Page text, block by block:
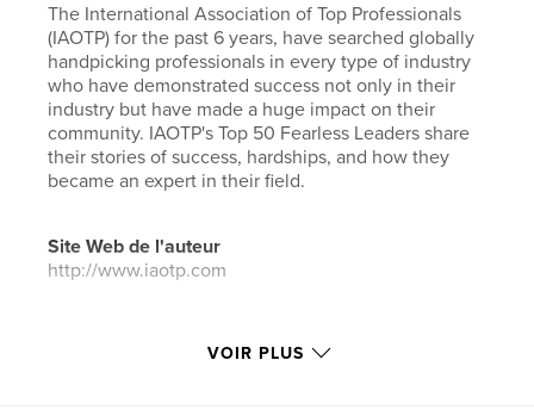
The International Association of Top Professionals
(IAOTP) for the past 6 years, have searched globally
handpicking professionals in every type of industry
who have demonstrated success not only in their
industry but have made a huge impact on their
community. IAOTP's Top 50 Fearless Leaders share
their stories of success, hardships, and how they
became an expert in their field.
Site Web de l'auteur
http://www.iaotp.com
Caractéristiques et détails
VOIR PLUS